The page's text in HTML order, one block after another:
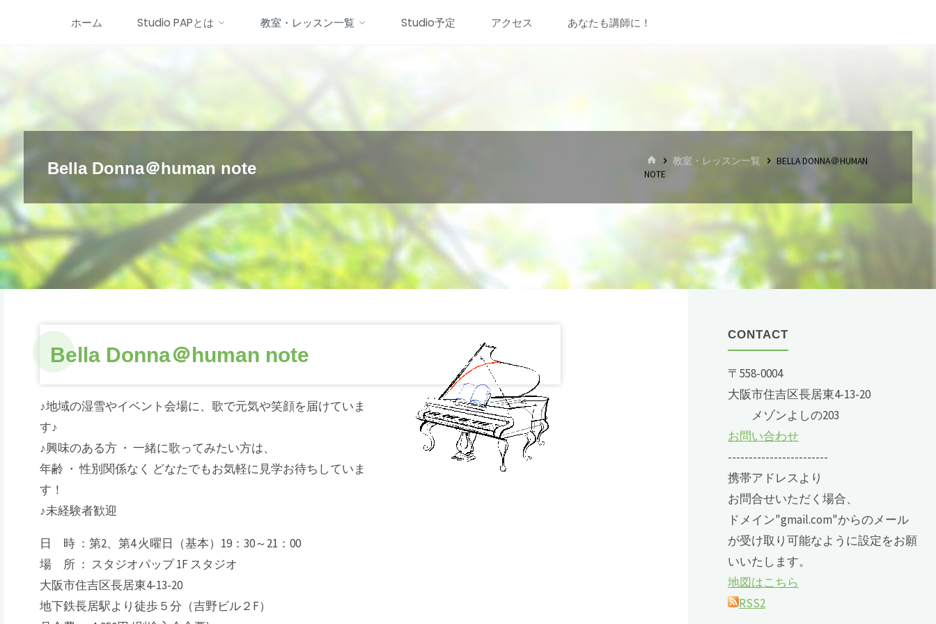
ス
ッ
ホーム Studio PAPとは 教室・レッスン一覧 Studio予定 アクセス あなたも講師に！
Bella Donna＠human note
ホ
ー
教室・レッスン一覧
BELLA DONNA＠HUMAN
NOTE
Bella Donna＠human note
♪地域の湿雪やイベント会場に、歌で元気や笑顔を届けていま
す♪
♪興味のある方 ・ 一緒に歌ってみたい方は、
年齢 ・ 性別関係なく どなたでもお気軽に見学お待ちしていま
す！
♪未経験者歓迎
日 時 ：第2、第4 火曜日（基本）19：30～21：00
場 所 ： スタジオパップ 1F スタジオ
大阪市住吉区長居東4-13-20
地下鉄長居駅より徒歩５分（吉野ビル２F）
CONTACT
〒558-0004
大阪市住吉区長居東4-13-20
メゾンよしの203
お問い合わせ
------------------------
携帯アドレスより
お問合せいただく場合、
ドメイン"gmail.com"からのメール
が受け取り可能なように設定をお願
いいたします。
地図はこちら
RSS2